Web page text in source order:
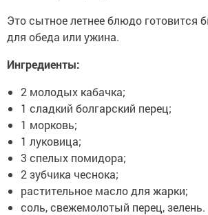
Это сытное летнее блюдо готовится
для обеда или ужина.
Ингредиенты:
2 молодых кабачка;
1 сладкий болгарский перец;
1 морковь;
1 луковица;
3 спелых помидора;
2 зубчика чеснока;
растительное масло для жарки;
соль, свежемолотый перец, зелень.